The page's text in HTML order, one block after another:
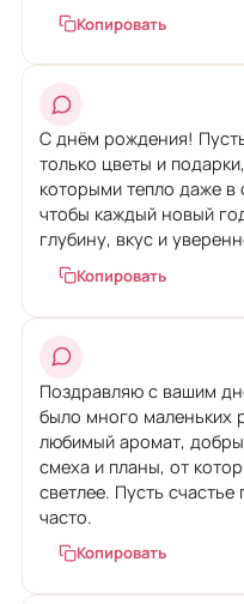
Копировать
С днём рождения!
только цветы и
которыми тепло даже
чтобы каждый новый
глубину, вкус и
Копировать
Поздравляю с вашим
было много маленьких
любимый аромат,
смеха и планы, от
светлее. Пусть
часто.
Копировать